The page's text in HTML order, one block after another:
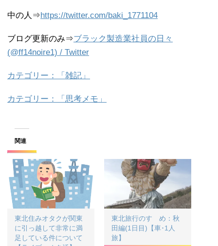
中の人⇒https://twitter.com/baki_1771104
ブログ更新のみ⇒ブラック製造業社員の日々
(@ff14noire1) / Twitter
カテゴリー：「雑記」
カテゴリー：「思考メモ」
関連
東北住みオタクが関東
に引っ越して非常に満
足している件について
東北旅行のすゝめ：秋
田編(1日目)【車･1人
旅】